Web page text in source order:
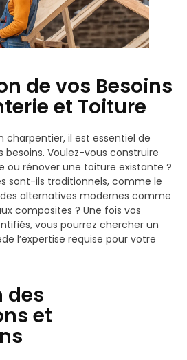
de vos Besoins
et Toiture
charpentier, il est essentiel de
Voulez-vous construire
ou rénover une toiture existante ?
sont-ils traditionnels, comme le
alternatives modernes comme
composites ? Une fois vos
vous pourrez chercher un
l’expertise requise pour votre
des
et